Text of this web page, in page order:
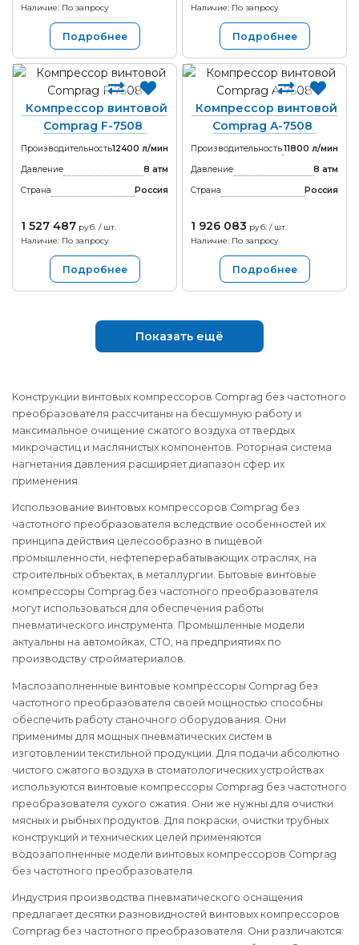
Наличие: По запросу
Подробнее
Наличие: По запросу
Подробнее
Компрессор винтовой
Comprag F-7508
Производительность12400 л/мин
Давление
8 атм
Страна
Россия
1 527 487 руб. / шт.
Наличие: По запросу
Подробнее
Компрессор винтовой
Comprag A-7508
Производительность11800 л/мин
Давление
8 атм
Страна
Россия
1 926 083 руб. / шт.
Наличие: По запросу
Подробнее
Показать ещё
Конструкции винтовых компрессоров Comprag без частотного
преобразователя рассчитаны на бесшумную работу и
максимальное очищение сжатого воздуха от твердых
микрочастиц и маслянистых компонентов. Роторная система
нагнетания давления расширяет диапазон сфер их
применения.
Использование винтовых компрессоров Comprag без
частотного преобразователя вследствие особенностей их
принципа действия целесообразно в пищевой
промышленности, нефтеперерабатывающих отраслях, на
строительных объектах, в металлургии. Бытовые винтовые
компрессоры Comprag без частотного преобразователя
могут использоваться для обеспечения работы
пневматического инструмента. Промышленные модели
актуальны на автомойках, СТО, на предприятиях по
производству стройматериалов.
Маслозаполненные винтовые компрессоры Comprag без
частотного преобразователя своей мощностью способны
обеспечить работу станочного оборудования. Они
применимы для мощных пневматических систем в
изготовлении текстильной продукции. Для подачи абсолютно
чистого сжатого воздуха в стоматологических устройствах
используются винтовые компрессоры Comprag без частотного
преобразователя сухого сжатия. Они же нужны для очистки
мясных и рыбных продуктов. Для покраски, очистки трубных
конструкций и технических целей применяются
водозаполненные модели винтовых компрессоров Comprag
без частотного преобразователя.
Индустрия производства пневматического оснащения
предлагает десятки разновидностей винтовых компрессоров
Comprag без частотного преобразователя. Они различаются: